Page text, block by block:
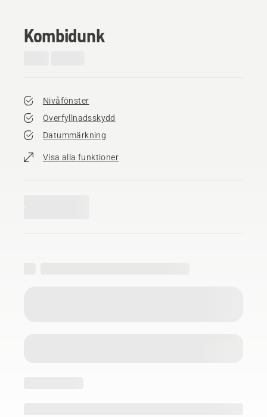
Kombidunk
Nivåfönster
Överfyllnadsskydd
Datummärkning
Visa alla funktioner